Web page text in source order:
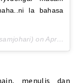
la bahasa
onApr 29, 2017 at 3:57am PDT
menulis dan